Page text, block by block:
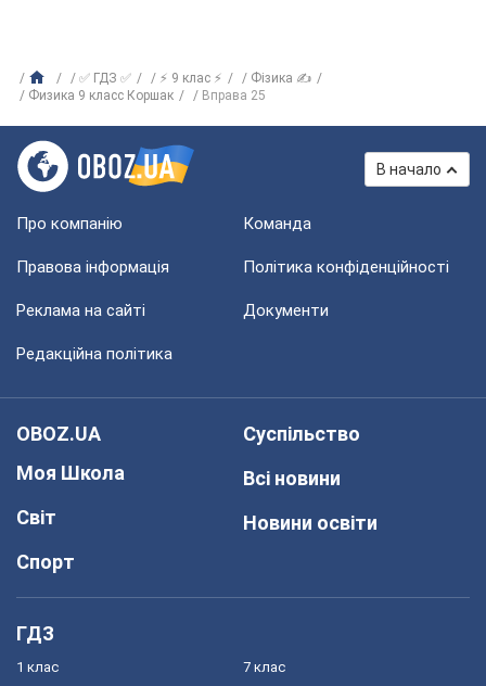
✅ ГДЗ ✅ ⚡ 9 клас ⚡
Фізика ✍
Физика 9 класс Коршак
Вправа 25
В начало
Про компанію Команда
Правова інформація Політика конфіденційності
Реклама на сайті Документи
Редакційна політика
OBOZ.UA
Моя Школа
Світ
Спорт
Суспільство
Всі новини
Новини освіти
ГДЗ
1 клас 7 клас